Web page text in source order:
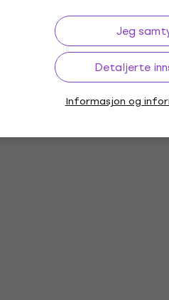
Jeg
Detaljerte
Informasjon og